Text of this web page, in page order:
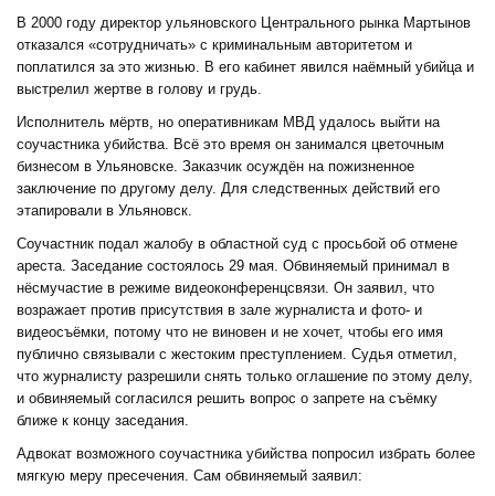
В 2000 году директор ульяновского Центрального рынка Мартынов
отказался «сотрудничать» с криминальным авторитетом и
поплатился за это жизнью. В его кабинет явился наёмный убийца и
выстрелил жертве в голову и грудь.
Исполнитель мёртв, но оперативникам МВД удалось выйти на
соучастника убийства. Всё это время он занимался цветочным
бизнесом в Ульяновске. Заказчик осуждён на пожизненное
заключение по другому делу. Для следственных действий его
этапировали в Ульяновск.
Соучастник подал жалобу в областной суд с просьбой об отмене
ареста. Заседание состоялось 29 мая. Обвиняемый принимал в
нёсмучастие в режиме видеоконференцсвязи. Он заявил, что
возражает против присутствия в зале журналиста и фото- и
видеосъёмки, потому что не виновен и не хочет, чтобы его имя
публично связывали с жестоким преступлением. Судья отметил,
что журналисту разрешили снять только оглашение по этому делу,
и обвиняемый согласился решить вопрос о запрете на съёмку
ближе к концу заседания.
Адвокат возможного соучастника убийства попросил избрать более
мягкую меру пресечения. Сам обвиняемый заявил: